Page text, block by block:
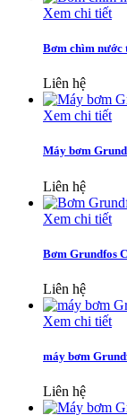
Xem chi tiết
Bơm chìm
Liên hệ
Xem chi tiết
Máy bơm
Liên hệ
Xem chi tiết
Bơm Grundfos
Liên hệ
Xem chi tiết
máy bơm
Liên hệ